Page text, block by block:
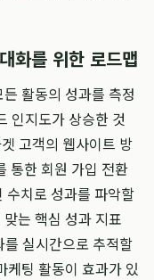
화를 위한 로드맵
활동의 성과를 측정
인지도가 상승한 것
고객의 웹사이트 방
통한 회원 가입 전환
치로 성과를 파악할
는 핵심 성과 지표
실시간으로 추적할
케팅 활동이 효과가 있